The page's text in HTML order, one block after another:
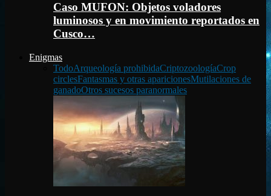
Caso MUFON: Objetos voladores
luminosos y en movimiento reportados en
Cusco…
Enigmas
TodoArqueología prohibidaCriptozoologíaCrop
circlesFantasmas y otras aparicionesMutilaciones de
ganadoOtros sucesos paranormales